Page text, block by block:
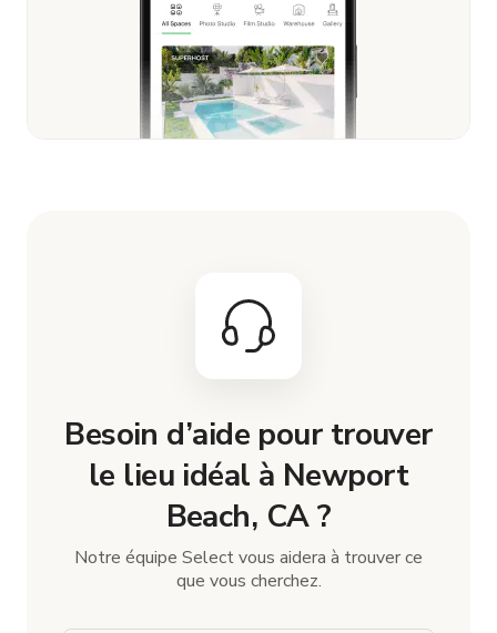
Besoin d’aide pour trouver
le lieu idéal à Newport
Beach, CA ?
Notre équipe Select vous aidera à trouver ce
que vous cherchez.